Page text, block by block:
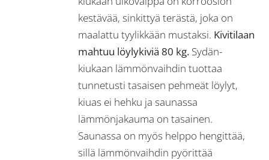
kestävää, sinkittyä terästä, joka on
maalattu tyylikkään mustaksi. Kivitilaan
mahtuu löylykiviä 80 kg. Sydän-
kiukaan lämmönvaihdin tuottaa
tunnetusti tasaisen pehmeät löylyt,
kiuas ei hehku ja saunassa
lämmönjakauma on tasainen.
Saunassa on myös helppo hengittää,
sillä lämmönvaihdin pyörittää